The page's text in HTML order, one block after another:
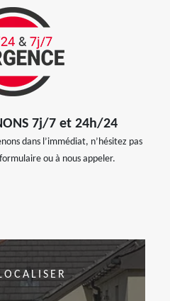
7j/7 et 24h/24
dans l’immédiat, n’hésitez pas
ou à nous appeler.